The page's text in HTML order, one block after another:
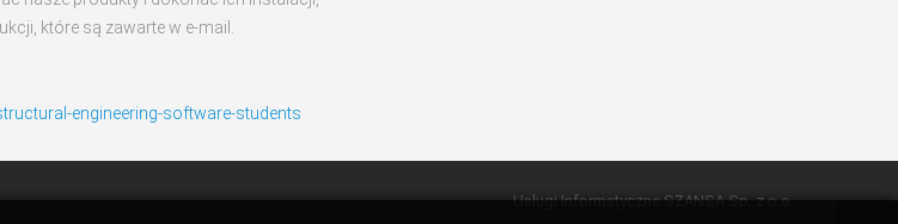
które są zawarte w e-mail.
engineering-software-students
Usługi Informatyczne SZANSA Sp. z o.o.